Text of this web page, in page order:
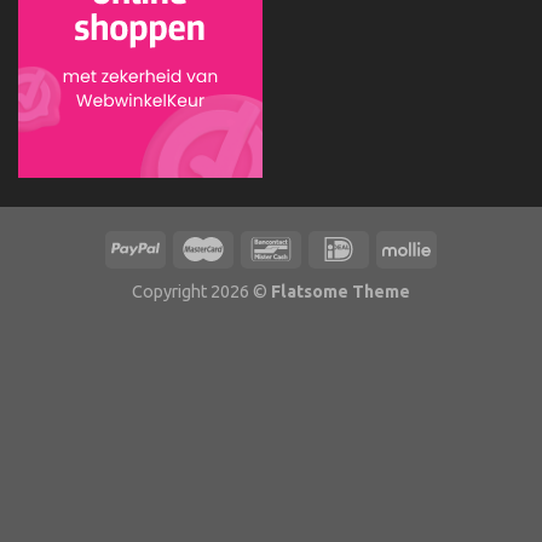
Copyright 2026 © Flatsome Theme